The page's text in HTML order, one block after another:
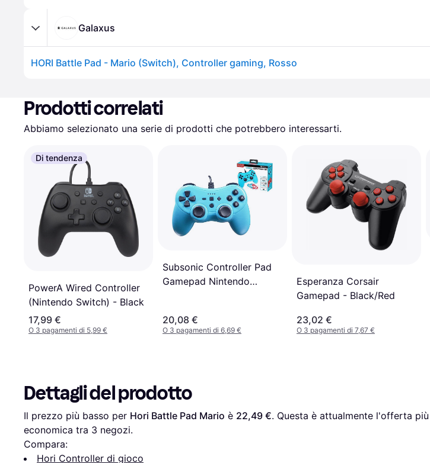
Galaxus
HORI Battle Pad - Mario (Switch), Controller gaming, Rosso
Prodotti correlati
Abbiamo selezionato una serie di prodotti che potrebbero interessarti.
Di tendenza
PowerA Wired Controller
(Nintendo Switch) - Black
17,99 €
O 3 pagamenti di 5,99 €
Subsonic Controller Pad
Gamepad Nintendo
20,08 €
O 3 pagamenti di 6,69 €
Esperanza Corsair
Gamepad - Black/Red
23,02 €
O 3 pagamenti di 7,67 €
Dettagli del prodotto
Il prezzo più basso per Hori Battle Pad Mario è 22,49 €. Questa è attualmente l'offerta più
economica tra 3 negozi.
Compara:
Hori Controller di gioco